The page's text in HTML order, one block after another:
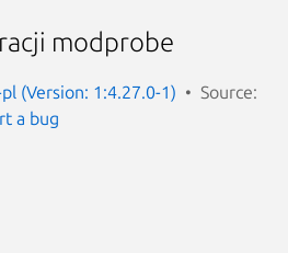
modprobe
(Version: 1:4.27.0-1)
Source:
a bug